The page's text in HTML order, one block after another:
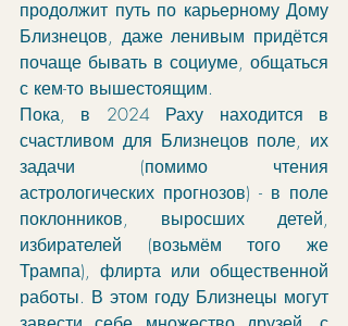
продолжит путь по карьерному Дому
Близнецов, даже ленивым придётся
почаще бывать в социуме, общаться
с кем-то вышестоящим.
Пока, в 2024 Раху находится в
счастливом для Близнецов поле, их
задачи (помимо чтения
астрологических прогнозов) - в поле
поклонников, выросших детей,
избирателей (возьмём того же
Трампа), флирта или общественной
работы. В этом году Близнецы могут